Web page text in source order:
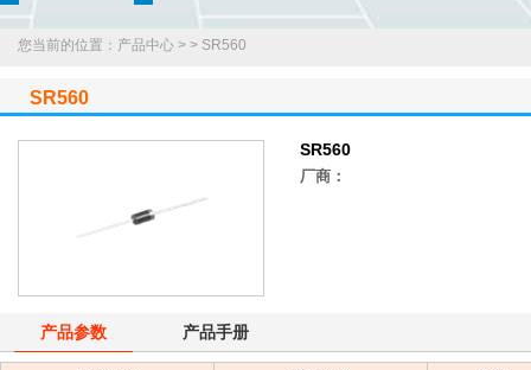
您当前的位置：产品中心 > > SR560
SR560
SR560
厂商：
产品参数 产品手册